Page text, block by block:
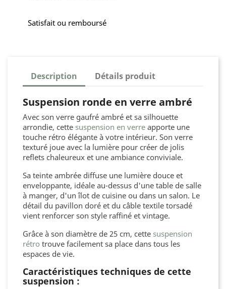
Satisfait ou remboursé
Description Détails produit
Suspension ronde en verre ambré
Avec son verre gaufré ambré et sa silhouette
arrondie, cette suspension en verre apporte une
touche rétro élégante à votre intérieur. Son verre
texturé joue avec la lumière pour créer de jolis
reflets chaleureux et une ambiance conviviale.
Sa teinte ambrée diffuse une lumière douce et
enveloppante, idéale au-dessus d'une table de salle
à manger, d'un îlot de cuisine ou dans un salon. Le
détail du pavillon doré et du câble textile torsadé
vient renforcer son style raffiné et vintage.
Grâce à son diamètre de 25 cm, cette suspension
rétro trouve facilement sa place dans tous les
espaces de vie.
Caractéristiques techniques de cette
suspension :